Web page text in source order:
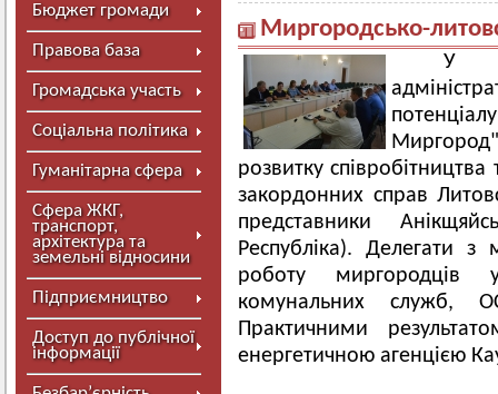
Бюджет громади
Правова база
Громадська участь
Соціальна політика
Гуманітарна сфера
Сфера ЖКГ,
транспорт,
архітектура та
земельні відносини
Підприємництво
Доступ до публічної
інформації
Миргородсько-
У
розвитку співробітництва
закордонних справ
представники
Республіка). Делегати з
роботу миргородців у
комунальних служб,
Практичними
енергетичною агенцією